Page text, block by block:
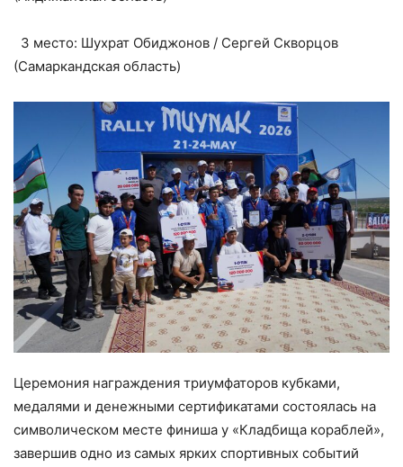
3 место: Шухрат Обиджонов / Сергей Скворцов
(Самаркандская область)
Церемония награждения триумфаторов кубками,
медалями и денежными сертификатами состоялась на
символическом месте финиша у «Кладбища кораблей»,
завершив одно из самых ярких спортивных событий